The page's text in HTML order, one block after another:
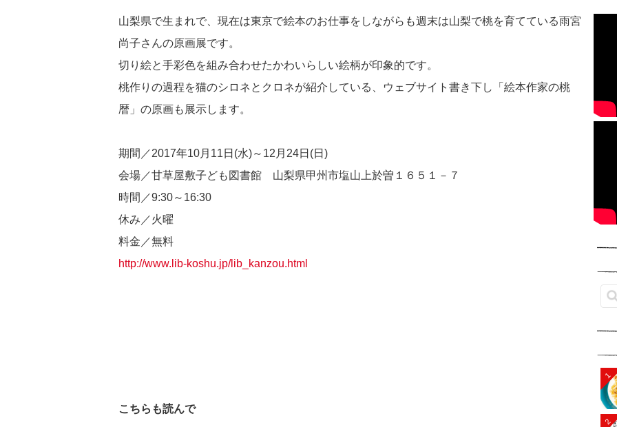
山梨県で生まれで、現在は東京で絵本のお仕事をしながらも週末は山梨で桃を育てている雨宮
尚子さんの原画展です。
切り絵と手彩色を組み合わせたかわいらしい絵柄が印象的です。
桃作りの過程を猫のシロネとクロネが紹介している、ウェブサイト書き下し「絵本作家の桃
暦」の原画も展示します。
期間／2017年10月11日(水)～12月24日(日)
会場／甘草屋敷子ども図書館 山梨県甲州市塩山上於曽１６５１－７
時間／9:30～16:30
休み／火曜
料金／無料
http://www.lib-koshu.jp/lib_kanzou.html
こちらも読んで
1
2